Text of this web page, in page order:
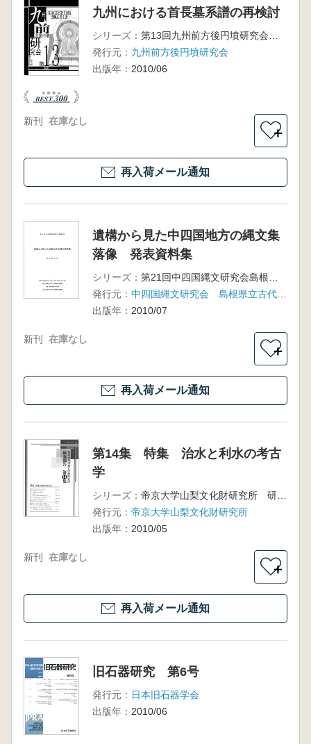
九州における首長墓系譜の再検討
シリーズ：
第13回九州前方後円墳研究会鹿児島大会発表要旨集
発行元： 九州前方後円墳研究会
出版年： 2010/06
新刊 在庫なし
＋
再入荷メール通知
遺構から見た中四国地方の縄文集
落像 発表資料集
シリーズ：
第21回中四国縄文研究会島根大会
発行元：
中四国縄文研究会 島根県立古代出雲歴史博物館
出版年： 2010/07
新刊 在庫なし
＋
再入荷メール通知
第14集 特集 治水と利水の考古
学
シリーズ：
帝京大学山梨文化財研究所 研究報告第14集
発行元： 帝京大学山梨文化財研究所
出版年： 2010/05
新刊 在庫なし
＋
再入荷メール通知
旧石器研究 第6号
発行元： 日本旧石器学会
出版年： 2010/06